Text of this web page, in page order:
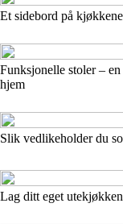
Et sidebord på
Funksjonelle stoler –
hjem
Slik vedlikeholder du
Lag ditt eget